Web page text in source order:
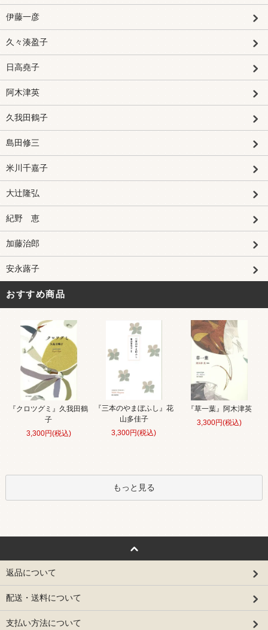
伊藤一彦
久々湊盈子
日高堯子
阿木津英
久我田鶴子
島田修三
米川千嘉子
大辻隆弘
紀野 恵
加藤治郎
安永蕗子
おすすめ商品
『クロツグミ』久我田鶴
子
3,300円(税込)
『三本のやまぼふし』花
山多佳子
3,300円(税込)
『草一葉』阿木津英
3,300円(税込)
もっと見る
返品について
配送・送料について
支払い方法について